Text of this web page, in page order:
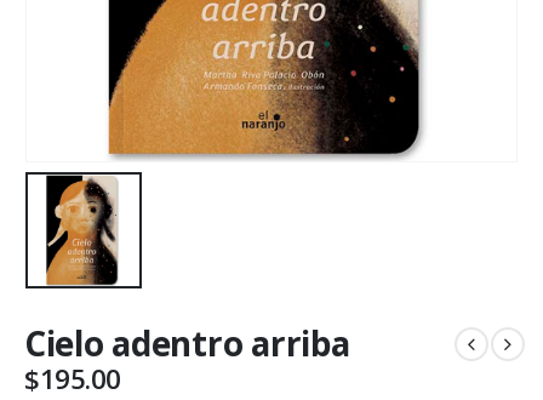
Cielo adentro arriba
$195.00